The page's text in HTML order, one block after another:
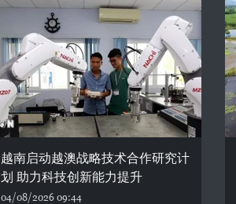
越南启动越澳战略技术合作研究计
划 助力科技创新能力提升
04/08/2026 09:44